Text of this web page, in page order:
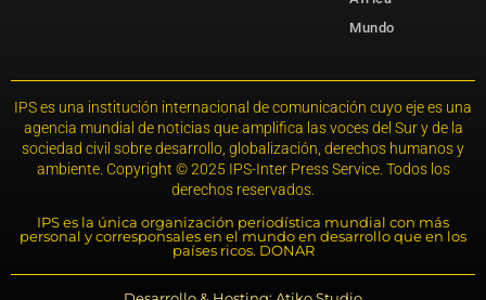
Mundo
IPS es una institución internacional de comunicación cuyo eje es una
agencia mundial de noticias que amplifica las voces del Sur y de la
sociedad civil sobre desarrollo, globalización, derechos humanos y
ambiente. Copyright © 2025 IPS-Inter Press Service. Todos los
derechos reservados.
IPS es la única organización periodística mundial con más
personal y corresponsales en el mundo en desarrollo que en los
países ricos. DONAR